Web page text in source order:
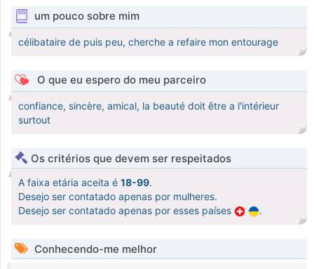
um pouco sobre mim
célibataire de puis peu, cherche a refaire mon entourage
O que eu espero do meu parceiro
confiance, sincère, amical, la beauté doit être a l'intérieur
surtout
Os critérios que devem ser respeitados
A faixa etária aceita é 18-99.
Desejo ser contatado apenas por mulheres.
Desejo ser contatado apenas por esses países
.
Conhecendo-me melhor